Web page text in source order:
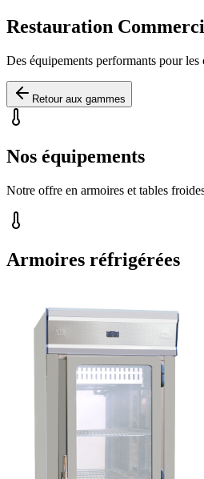
Restauration
Des équipements performants pour
Retour aux gammes
Nos équipements
Notre offre en armoires et tables
Armoires réfrigérées